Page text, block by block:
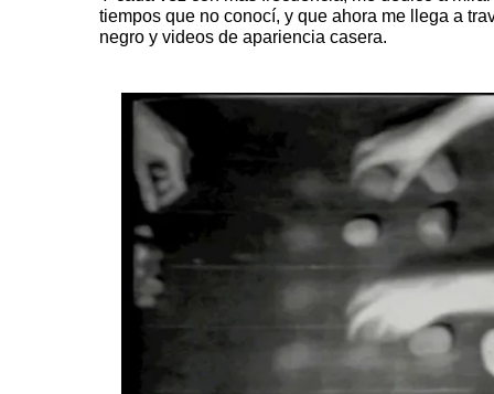
tiempos que no conocí, y que ahora me llega a
negro y videos de apariencia casera.